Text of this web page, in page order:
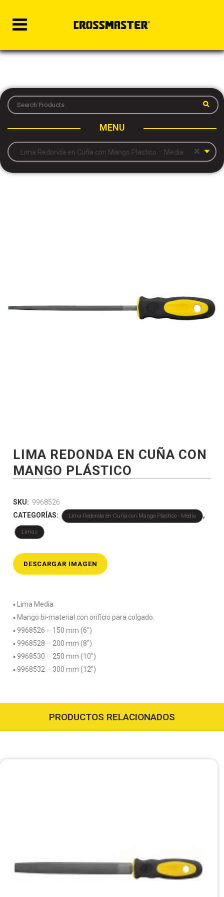
MENU
×
Lima Redonda en Cuña con Mango Plastico – Media
LIMA REDONDA EN CUÑA CON
MANGO PLÁSTICO
SKU: 9968526
CATEGORÍAS:
Lima Redonda en Cuña con Mango Plastico - Media ,
Limas
DESCARGAR IMAGEN
▪️ Lima Media.
▪️ Mango bi-material con orificio para colgado.
▪️ 9968526 – 150 mm (6″)
▪️ 9968528 – 200 mm (8″)
▪️ 9968530 – 250 mm (10″)
▪️ 9968532 – 300 mm (12″)
PRODUCTOS RELACIONADOS